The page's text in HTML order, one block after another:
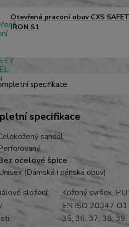
Otevřená praconí obuv CXS
IRON S1
specifikace
specifikace
sandál
ocelové špice
(Dámská i pánská obuv)
složení:
Kožený svršek,
EN ISO 20347 O1
35; 36; 37; 38;